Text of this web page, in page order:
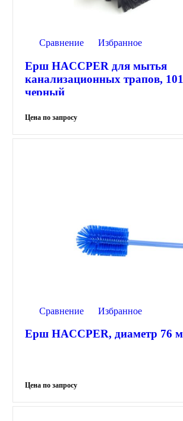
Сравнение Избранное
Ерш HACCPER для мытья
канализационных трапов,
черный
Сравнение Избранное
Ерш HACCPER, диаметр 76